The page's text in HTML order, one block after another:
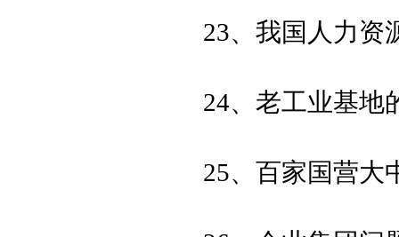
23、我国人力资
24、老工业基地
25、百家国营大